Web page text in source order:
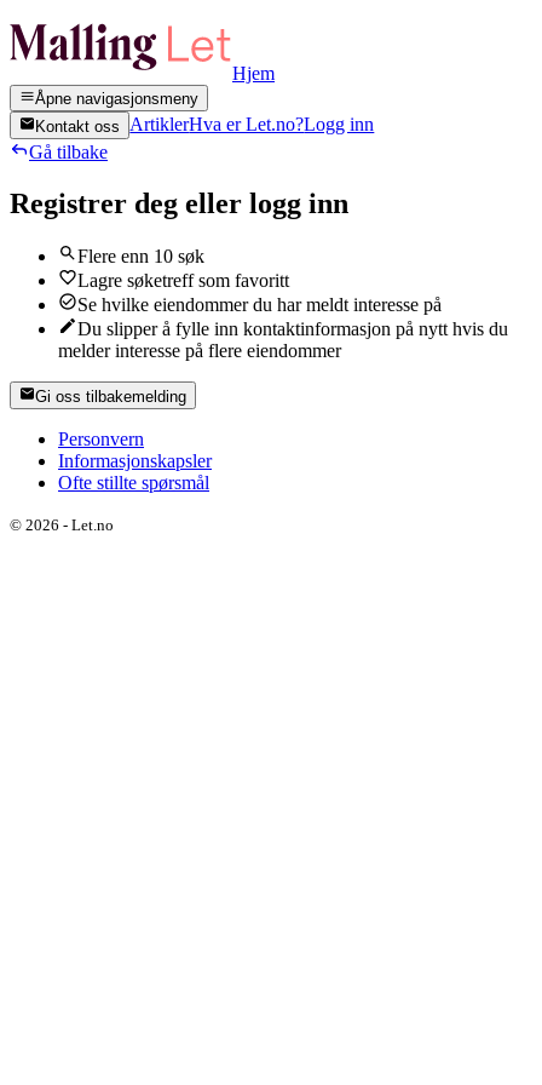
Hjem
Åpne navigasjonsmeny
Kontakt oss
ArtiklerHva er Let.no?Logg inn
Gå tilbake
Registrer deg eller logg inn
Flere enn 10 søk
Lagre søketreff som favoritt
Se hvilke eiendommer du har meldt interesse på
Du slipper å fylle inn kontaktinformasjon på nytt hvis du
melder interesse på flere eiendommer
Gi oss tilbakemelding
Personvern
Informasjonskapsler
Ofte stillte spørsmål
© 2026 - Let.no